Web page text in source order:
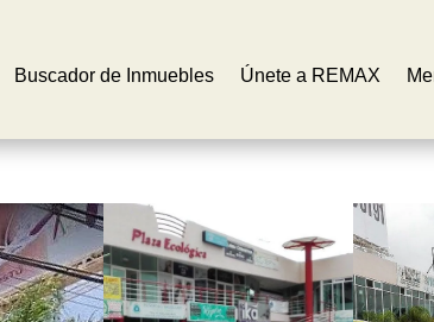
Buscador de Inmuebles Únete a REMAX